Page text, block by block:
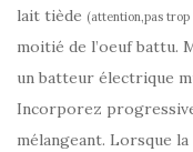
lait tiède (attention,pas
moitié de l’oeuf battu.
un batteur électrique
Incorporez
mélangeant. Lorsque